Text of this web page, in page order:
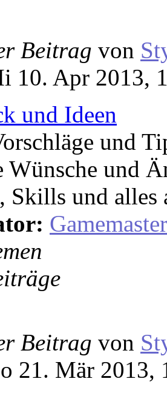
Beitrag von
10. Apr 2013,
und Ideen
und
Wünsche und
Skills und
Gamemaster
Beitrag von
21. Mär 2013,